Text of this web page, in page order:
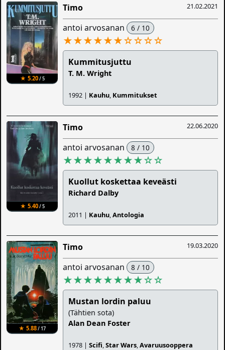
★ 5.20/ 5
21.02.2021
Timo
antoi arvosanan 6 / 10
★★★★★★☆☆☆☆
Kummitusjuttu
T. M. Wright
1992 | Kauhu, Kummitukset
★ 5.40/ 5
22.06.2020
Timo
antoi arvosanan 8 / 10
★★★★★★★★☆☆
Kuollut koskettaa keveästi
Richard Dalby
2011 | Kauhu,Antologia
★ 5.88/ 17
19.03.2020
Timo
antoi arvosanan 8 / 10
★★★★★★★★☆☆
Mustan lordin paluu
(Tähtien sota)
Alan Dean Foster
1978 |Scifi,Star Wars,Avaruusooppera